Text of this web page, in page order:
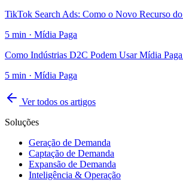
TikTok Search Ads: Como o Novo Recurso
5 min · Mídia Paga
Como Indústrias D2C Podem Usar Mídia
5 min · Mídia Paga
Ver todos os artigos
Soluções
Geração de Demanda
Captação de Demanda
Expansão de Demanda
Inteligência & Operação